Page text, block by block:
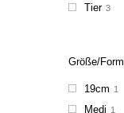
Tier 3
Größe/Form
19cm 1
Medi 1